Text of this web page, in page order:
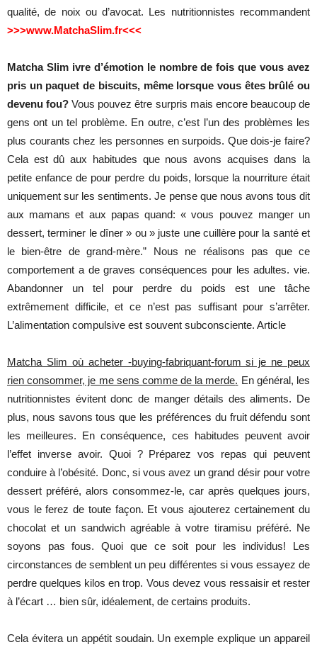
qualité, de noix ou d’avocat. Les nutritionnistes recommandent
>>>www.MatchaSlim.fr<<<
Matcha Slim ivre d’émotion le nombre de fois que vous avez
pris un paquet de biscuits, même lorsque vous êtes brûlé ou
devenu fou? Vous pouvez être surpris mais encore beaucoupde
gens ont un tel problème. En outre,c’est l’undes problèmes les
plus courants chez les personnes en surpoids. Que dois-je faire?
Cela est dû aux habitudes que nous avons acquises dans la
petite enfance de pour perdre du poids, lorsquela nourriture était
uniquement sur les sentiments. Je pense que nous avons tous dit
aux mamans et aux papas quand: « vous pouvez manger un
dessert,terminer le dîner» ou» juste une cuillère pour la santéet
le bien-être de grand-mère.” Nous ne réalisons pas quece
comportement a degraves conséquences pour les adultes. vie.
Abandonner
un tel pour perdre du poids est une
tâche
extrêmement difficile, et ce n’estpas suffisant pour s’arrêter.
L’alimentation compulsive est souvent subconsciente. Article
Matcha Slim où acheter -buying-fabriquant-forum si je ne peux
rien consommer, je me sens comme de la merde. En général, les
nutritionnistes évitent donc de mangerdétails desaliments. De
plus, nous savons tous que les préférences du fruit défendu sont
les meilleures. Enconséquence, ces habitudes peuvent avoir
l’effet inverseavoir. Quoi? Préparez vos repas qui peuvent
conduire à l’obésité. Donc, si vousavez un grand désir pour votre
dessert préféré, alors consommez-le, car après quelques jours,
vous leferez de toute façon. Et vous ajouterez certainement du
chocolat et un sandwich agréableàvotre tiramisu préféré. Ne
soyons pasfous.Quoi quecesoit pour les individus! Les
circonstances desemblent un peu différentes si vous essayez de
perdre quelques kilos en trop. Vous devez vous ressaisiret rester
à l’écart … bien sûr, idéalement, de certains produits.
Cela évitera un appétit soudain. Un exemple explique un appareil